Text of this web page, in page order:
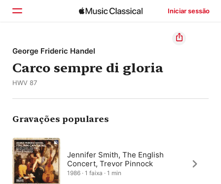
Iniciar sessão
Início
Explorar
George Frideric Handel
Carco sempre di gloria
HWV 87
Gravações populares
Jennifer Smith, The English
Concert, Trevor Pinnock
1986 · 1 faixa · 1 min